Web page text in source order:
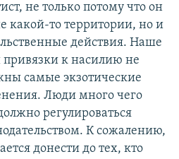
не только потому что он
какой-то территории, но и
действия. Наше
привязки к насилию не
самые экзотические
Люди много чего
регулироваться
К сожалению,
донести до тех, кто